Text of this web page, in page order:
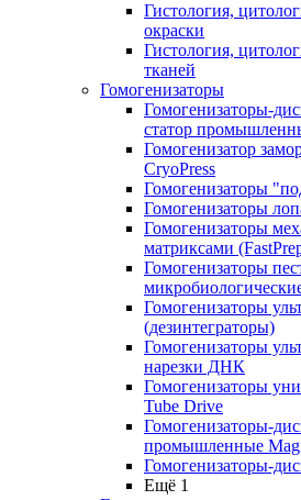
Гистология,
окраски
Гистология,
тканей
Гомогенизаторы
Гомогенизаторы-
статор
Гомогенизатор
CryoPress
Гомогенизаторы
Гомогенизаторы
Гомогенизаторы
матриксами
Гомогенизаторы
Гомогенизаторы
(дезинтеграторы)
Гомогенизаторы
нарезки ДНК
Гомогенизаторы
Tube Drive
Гомогенизаторы-
промышленные
Гомогенизаторы-
Ещё 1